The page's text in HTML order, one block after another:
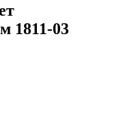
1811-03